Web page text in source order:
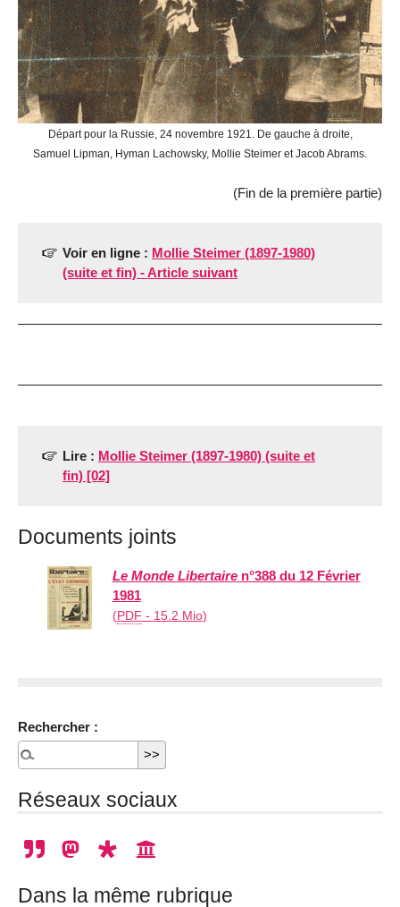
Départ pour la Russie, 24 novembre 1921. De gauche à droite,
Samuel Lipman, Hyman Lachowsky, Mollie Steimer et Jacob Abrams.
(Fin de la première partie)
Voir en ligne : Mollie Steimer (1897-1980)
(suite et fin) - Article suivant
Lire : Mollie Steimer (1897-1980) (suite et
fin) [02]
Documents joints
Le Monde Libertairen°388 du 12 Février
1981
(PDF - 15.2 Mio)
Rechercher :
Réseaux sociaux
Dans la même rubrique